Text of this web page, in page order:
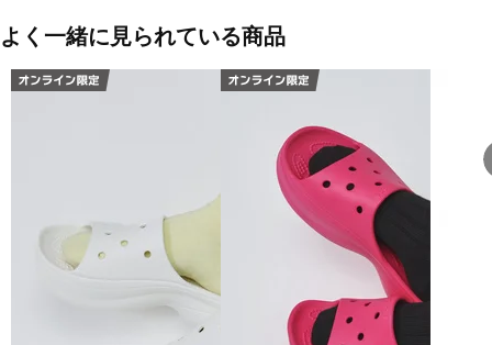
※ブランドやシリーズによっては甲高や幅等小さめに作られているこ
サンダル・長靴等のご使用の際には、ステップの決められた枠内に乗
すき間に巻きこまれないようご注意ください。
■メーカー型番：211108-001
よく一緒に見られている商品